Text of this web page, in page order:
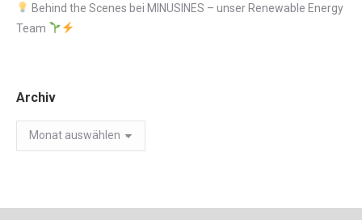
Behind the Scenes bei MINUSINES – unser Renewable Energy
Team
Archiv
Archiv